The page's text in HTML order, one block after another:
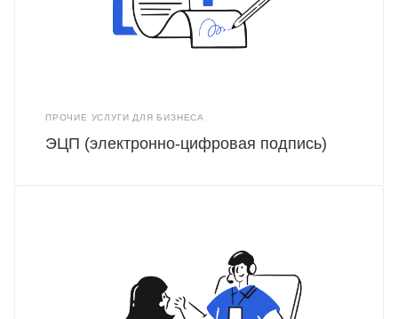
ПРОЧИЕ УСЛУГИ ДЛЯ БИЗНЕСА
ЭЦП (электронно-цифровая подпись)